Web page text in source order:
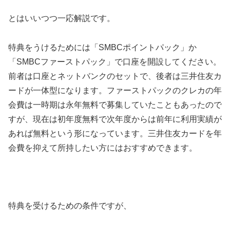
とはいいつつ一応解説です。
特典をうけるためには「SMBCポイントパック」か
「SMBCファーストパック」で口座を開設してください。
前者は口座とネットバンクのセットで、後者は三井住友カ
ードが一体型になります。ファーストパックのクレカの年
会費は一時期は永年無料で募集していたこともあったので
すが、現在は初年度無料で次年度からは前年に利用実績が
あれば無料という形になっています。三井住友カードを年
会費を抑えて所持したい方にはおすすめできます。
特典を受けるための条件ですが、